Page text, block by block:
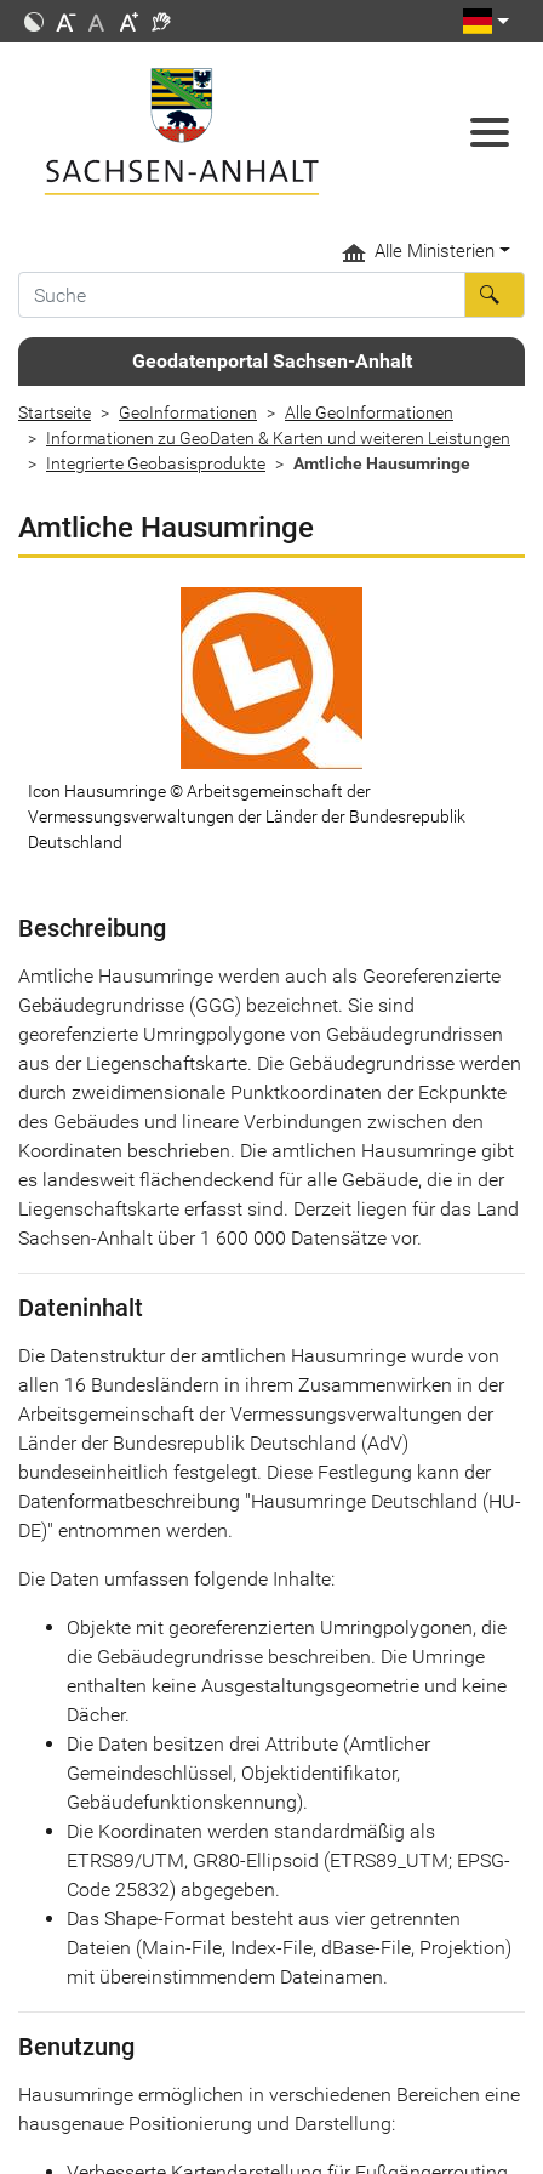
Alle Ministerien
Geodatenportal Sachsen-Anhalt
Startseite GeoInformationen
Alle GeoInformationen
Informationen zu GeoDaten & Karten und weiteren Leistungen
Integrierte Geobasisprodukte
Amtliche Hausumringe
Amtliche Hausumringe
Icon Hausumringe © Arbeitsgemeinschaft der
Vermessungsverwaltungen der Länder der Bundesrepublik
Deutschland
Beschreibung
Amtliche Hausumringe werden auch als Georeferenzierte
Gebäudegrundrisse (GGG) bezeichnet. Sie sind
georefenzierte Umringpolygone von Gebäudegrundrissen
aus der Liegenschaftskarte. Die Gebäudegrundrisse werden
durch zweidimensionale Punktkoordinaten der Eckpunkte
des Gebäudes und lineare Verbindungen zwischen den
Koordinaten beschrieben. Die amtlichen Hausumringe gibt
es landesweit flächendeckend für alle Gebäude, die in der
Liegenschaftskarte erfasst sind. Derzeit liegen für das Land
Sachsen-Anhalt über 1 600 000 Datensätze vor.
Dateninhalt
Die Datenstruktur der amtlichen Hausumringe wurde von
allen 16 Bundesländern in ihrem Zusammenwirken in der
Arbeitsgemeinschaft der Vermessungsverwaltungen der
Länder der Bundesrepublik Deutschland (AdV)
bundeseinheitlich festgelegt. Diese Festlegung kann der
Datenformatbeschreibung "Hausumringe Deutschland (HU-
DE)" entnommen werden.
Die Daten umfassen folgende Inhalte:
Objekte mit georeferenzierten Umringpolygonen, die
die Gebäudegrundrisse beschreiben. Die Umringe
enthalten keine Ausgestaltungsgeometrie und keine
Dächer.
Die Daten besitzen drei Attribute (Amtlicher
Gemeindeschlüssel, Objektidentifikator,
Gebäudefunktionskennung).
Die Koordinaten werden standardmäßig als
ETRS89/UTM, GR80-Ellipsoid (ETRS89_UTM; EPSG-
Code 25832) abgegeben.
Das Shape-Format besteht aus vier getrennten
Dateien (Main-File, Index-File, dBase-File, Projektion)
mit übereinstimmendem Dateinamen.
Benutzung
Hausumringe ermöglichen in verschiedenen Bereichen eine
hausgenaue Positionierung und Darstellung: